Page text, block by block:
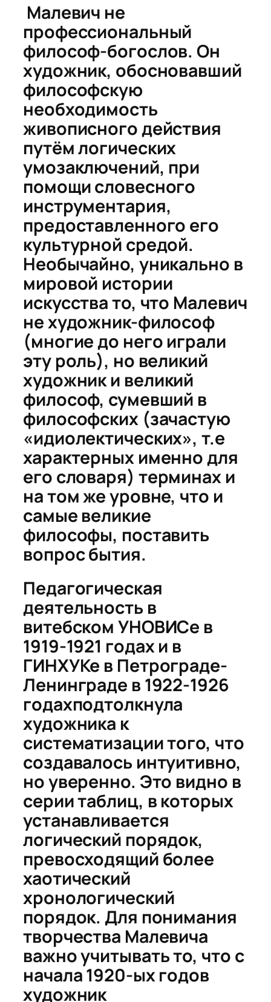
Малевич не
профессиональный
философ-богослов. Он
художник, обосновавший
философскую
необходимость
живописного действия
путём логических
умозаключений, при
помощи словесного
инструментария,
предоставленного его
культурной средой.
Необычайно, уникально в
мировой истории
искусства то, что Малевич
не художник-философ
(многие до него играли
эту роль), но великий
художники великий
философ, сумевший в
философских (зачастую
«идиолектических», т.е
характерных именно для
его словаря) терминах и
на том же уровне, что и
самые великие
философы, поставить
вопрос бытия.
Педагогическая
деятельность в
витебском УНОВИСе в
1919-1921 годах и в
ГИНХУКе в Петрограде-
Ленинграде в 1922-1926
годахподтолкнула
художника к
систематизации того, что
создавалось интуитивно,
но уверенно. Это видно в
серии таблиц, в которых
устанавливается
логический порядок,
превосходящий более
хаотический
хронологический
порядок. Для понимания
творчества Малевича
важно учитывать то, что с
начала 1920-ых годов
художник